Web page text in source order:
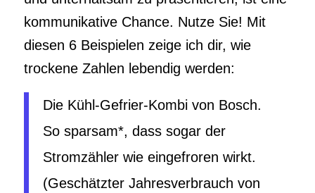
kommunikative Chance. Nutze Sie! Mit
diesen 6 Beispielen zeige ich dir, wie
trockene Zahlen lebendig werden:
Die Kühl-Gefrier-Kombi von Bosch.
So sparsam*, dass sogar der
Stromzähler wie eingefroren wirkt.
(Geschätzter Jahresverbrauch von